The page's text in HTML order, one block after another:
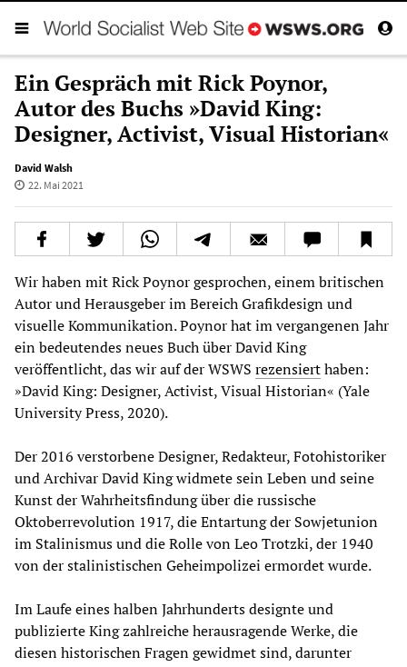
Ein Gespräch mit Rick Poynor,
Autor des Buchs »David King:
Designer, Activist, Visual Historian«
David Walsh
22. Mai 2021
Wir haben mit Rick Poynor gesprochen, einem britischen
Autor und Herausgeber im Bereich Grafikdesign und
visuelle Kommunikation. Poynor hat im vergangenen Jahr
ein bedeutendes neues Buch über David King
veröffentlicht, das wir auf der WSWS rezensierthaben:
»David King: Designer, Activist, Visual Historian« (Yale
University Press, 2020).
Der 2016 verstorbene Designer, Redakteur, Fotohistoriker
und Archivar David King widmete sein Leben und seine
Kunst der Wahrheitsfindung über die russische
Oktoberrevolution 1917, die Entartung der Sowjetunion
im Stalinismus und die Rolle von Leo Trotzki, der 1940
von der stalinistischen Geheimpolizei ermordet wurde.
Im Laufe eines halben Jahrhunderts designte und
publizierte King zahlreiche herausragende Werke, die
diesen historischen Fragen gewidmet sind, darunter